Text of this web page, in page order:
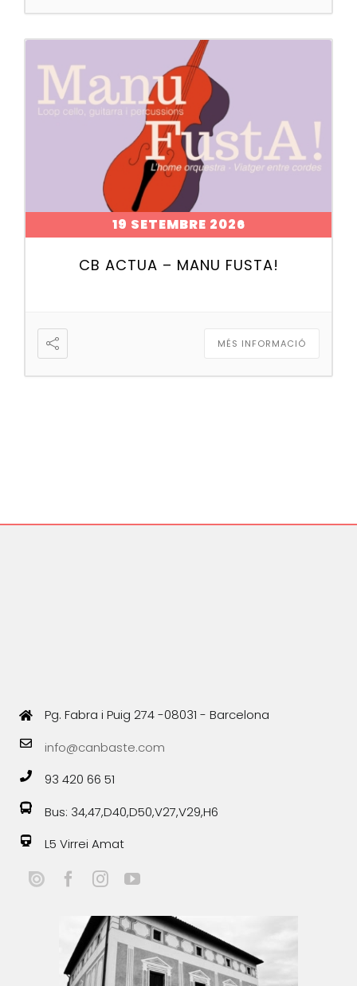
19 SETEMBRE 2026
CB ACTUA – MANU FUSTA!
MÉS INFORMACIÓ
Pg. Fabra i Puig 274 -08031 - Barcelona
info@canbaste.com
93 420 66 51
Bus: 34,47,D40,D50,V27,V29,H6
L5 Virrei Amat